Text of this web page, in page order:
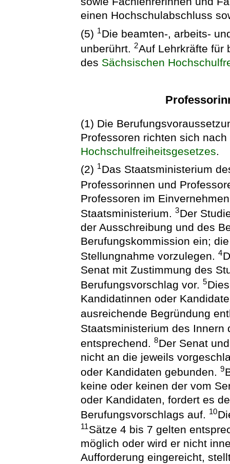
einen Hochschulabschluss
(5) 1Die beamten-, arbeits-
unberührt.2Auf Lehrkräfte für
des Sächsischen
(1) Die
Professoren richten sich
Hochschulfreiheitsgesetzes.
(2) 1Das Staatsministerium
Professorinnen und
Professoren im
Staatsministerium.3Der
der Ausschreibung und des
Berufungskommission ein;
Stellungnahme vorzulegen.4
Senat mit Zustimmung des
Berufungsvorschlag vor.5
Kandidatinnen oder
ausreichende Begründung
Staatsministerium des
entsprechend.8Der Senat
nicht an die jeweils
oder Kandidaten gebunden.9
keine oder keinen der vom
oder Kandidaten, fordert es
Berufungsvorschlags auf. 10
11Sätze 4 bis 7 gelten
möglich oder wird er nicht
Aufforderung eingereicht,